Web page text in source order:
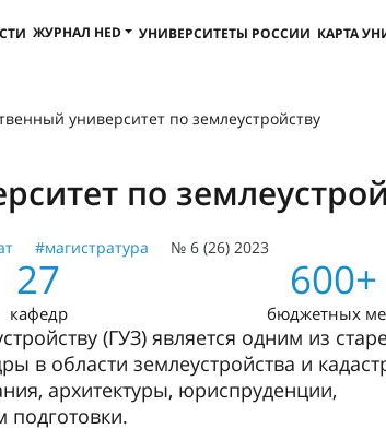
ЖУРНАЛ HED УНИВЕРСИТЕТЫ РОССИИ КАРТА
университет по землеустройству
по
#магистратура № 6 (26) 2023
27
кафедр
600+
бюджетных
(ГУЗ) является одним из
в области землеустройства и
архитектуры, юриспруденции,